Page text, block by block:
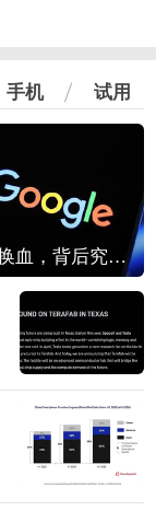
手机 试用
谷歌AI大换血，背后究竟发生了什么？